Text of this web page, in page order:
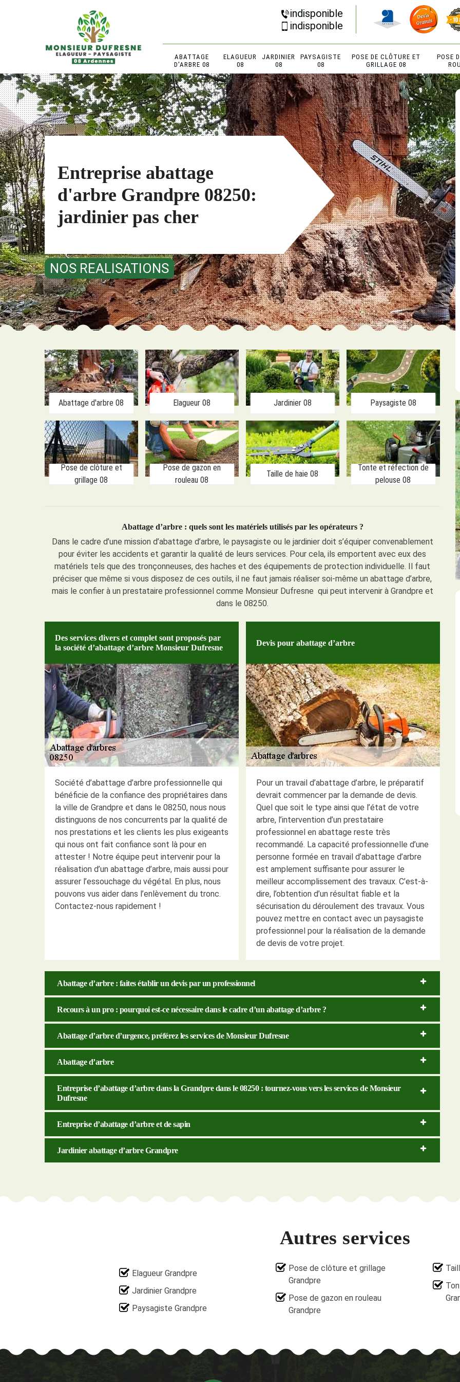
indisponible
indisponible
ABATTAGE
D'ARBRE 08
ELAGUEUR
08
JARDINIER
08
PAYSAGISTE
08
POSE DE CLÔTURE ET
GRILLAGE 08
POSE
Entreprise abattage
d'arbre Grandpre 08250:
jardinier pas cher
NOS REALISATIONS
Abattage d'arbre 08 Elagueur 08 Jardinier 08 Paysagiste 08
Pose de clôture et
grillage 08
Pose de gazon en
rouleau 08
Taille de haie 08
Tonte et réfection de
pelouse 08
Abattage d’arbre : quels sont les matériels utilisés par les opérateurs ?
Dans le cadre d’une mission d’abattage d’arbre, le paysagiste ou le jardinier doit s’équiper convenablement
pour éviter les accidents et garantir la qualité de leurs services. Pour cela, ils emportent avec eux des
matériels tels que des tronçonneuses, des haches et des équipements de protection individuelle. Il faut
préciser que même si vous disposez de ces outils, il ne faut jamais réaliser soi-même un abattage d’arbre,
mais le confier à un prestataire professionnel comme Monsieur Dufresne qui peut intervenir à Grandpre et
dans le 08250.
Des services divers et complet sont proposés par
la société d’abattage d’arbre Monsieur Dufresne
Société d’abattage d’arbre professionnelle qui
bénéficie de la confiance des propriétaires dans
la ville de Grandpre et dans le 08250, nous nous
distinguons de nos concurrents par la qualité de
nos prestations et les clients les plus exigeants
qui nous ont fait confiance sont là pour en
attester ! Notre équipe peut intervenir pour la
réalisation d’un abattage d’arbre, mais aussi pour
assurer l’essouchage du végétal. En plus, nous
pouvons vus aider dans l’enlèvement du tronc.
Contactez-nous rapidement !
Devis pour abattage d’arbre
Pour un travail d’abattage d’arbre, le préparatif
devrait commencer par la demande de devis.
Quel que soit le type ainsi que l’état de votre
arbre, l’intervention d’un prestataire
professionnel en abattage reste très
recommandé. La capacité professionnelle d’une
personne formée en travail d’abattage d’arbre
est amplement suffisante pour assurer le
meilleur accomplissement des travaux. C’est-à-
dire, l’obtention d’un résultat fiable et la
sécurisation du déroulement des travaux. Vous
pouvez mettre en contact avec un paysagiste
professionnel pour la réalisation de la demande
de devis de votre projet.
Abattage d’arbre : faites établir un devis par un professionnel
Recours à un pro : pourquoi est-ce nécessaire dans le cadre d’un abattage d’arbre ?
Abattage d’arbre d’urgence, préférez les services de Monsieur Dufresne
Abattage d’arbre
Entreprise d’abattage d’arbre dans la Grandpre dans le 08250 : tournez-vous vers les services de Monsieur
Dufresne
Entreprise d’abattage d’arbre et de sapin
Jardinier abattage d’arbre Grandpre
Autres services
Elagueur Grandpre
Jardinier Grandpre
Paysagiste Grandpre
Pose de clôture et grillage
Grandpre
Pose de gazon en rouleau
Grandpre